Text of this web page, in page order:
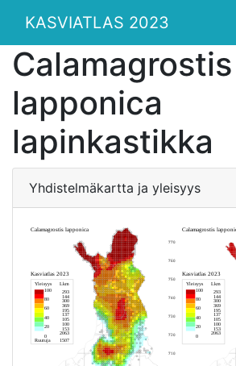
KASVIATLAS 2023
Calamagrostis
lapponica
lapinkastikka
Yhdistelmäkartta ja yleisyys